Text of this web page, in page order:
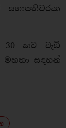
30 කට වැඩි
මහතා සඳහන්